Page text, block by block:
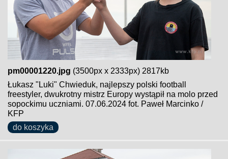
pm00001220.jpg (3500px x 2333px) 2817kb
Łukasz "Luki" Chwieduk, najlepszy polski football
freestyler, dwukrotny mistrz Europy wystąpił na molo przed
sopockimu uczniami. 07.06.2024 fot. Paweł Marcinko /
KFP
do koszyka